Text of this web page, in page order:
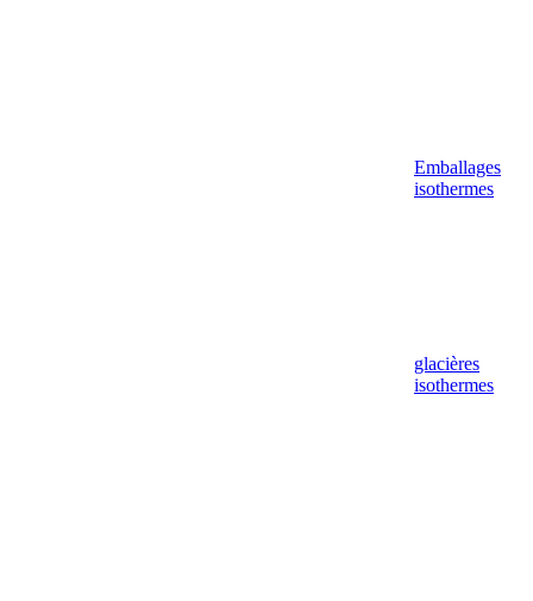
Emballages
isothermes
glacières
isothermes